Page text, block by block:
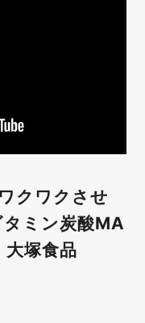
クワクさせ
ミン炭酸MA
塚食品